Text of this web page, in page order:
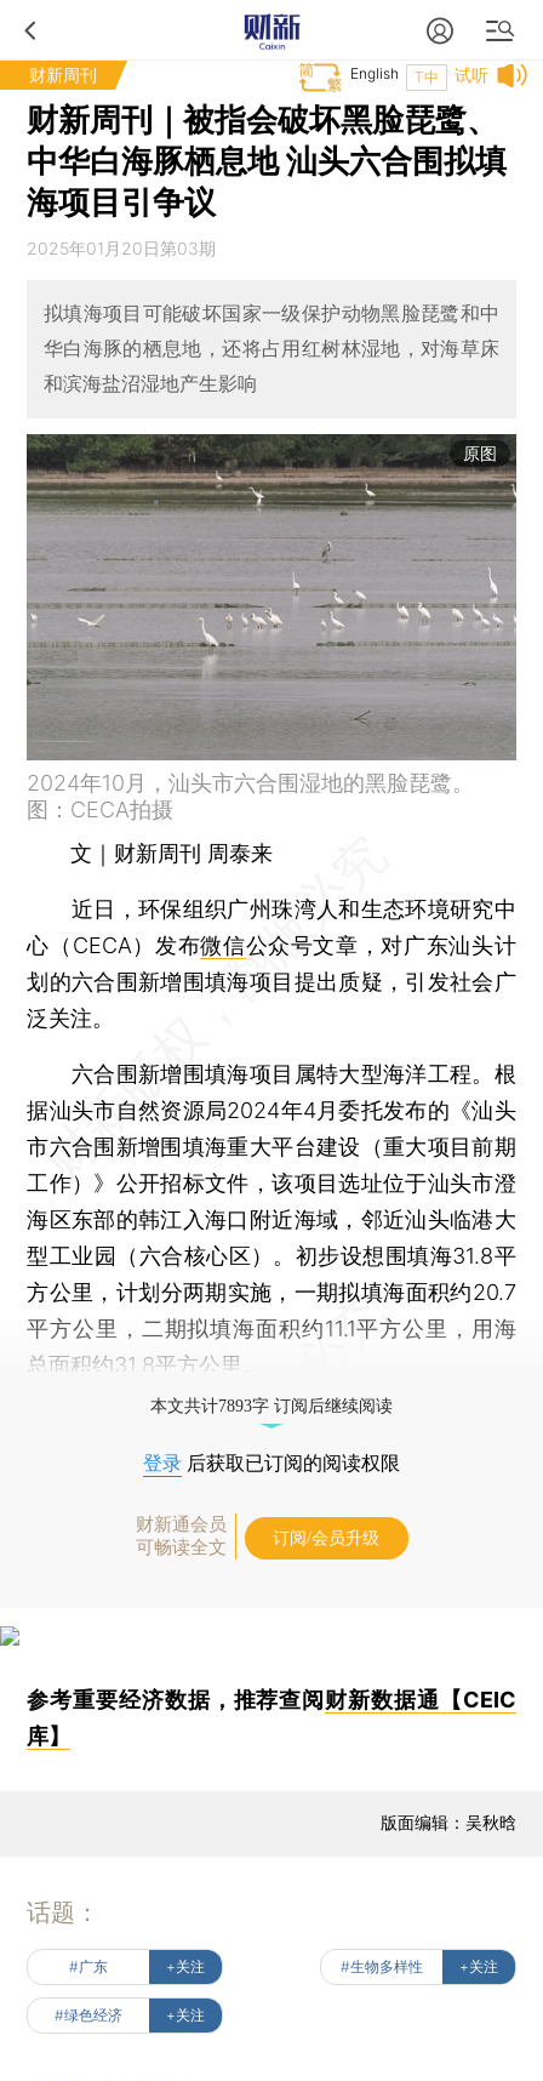
财新周刊 试听
T中
English
财新周刊｜被指会破坏黑脸琵鹭、
中华白海豚栖息地 汕头六合围拟填
海项目引争议
2025年01月20日第03期
拟填海项目可能破坏国家一级保护动物黑脸琵鹭和中
华白海豚的栖息地，还将占用红树林湿地，对海草床
和滨海盐沼湿地产生影响
原图
2024年10月，汕头市六合围湿地的黑脸琵鹭。
图：CECA拍摄
文｜财新周刊 周泰来
近日，环保组织广州珠湾人和生态环境研究中
心（CECA）发布微信公众号文章，对广东汕头计
划的六合围新增围填海项目提出质疑，引发社会广
泛关注。
六合围新增围填海项目属特大型海洋工程。根
据汕头市自然资源局2024年4月委托发布的《汕头
市六合围新增围填海重大平台建设（重大项目前期
工作）》公开招标文件，该项目选址位于汕头市澄
海区东部的韩江入海口附近海域，邻近汕头临港大
型工业园（六合核心区）。初步设想围填海31.8平
方公里，计划分两期实施，一期拟填海面积约20.7
平方公里，二期拟填海面积约11.1平方公里，用海
总面积约31.8平方公里。
本文共计7893字 订阅后继续阅读
登录 后获取已订阅的阅读权限
财新通会员
可畅读全文
订阅/会员升级
参考重要经济数据，推荐查阅财新数据通【CEIC
库】
版面编辑：吴秋晗
话题：
#广东 +关注 #生物多样性 +关注
#绿色经济 +关注